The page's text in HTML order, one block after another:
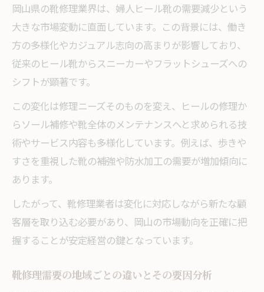
岡山県の靴修理業界は、婦人ヒール靴の需要減少という
大きな市場変動に直面しています。この背景には、働き
方の多様化やカジュアル志向の高まりが影響しており、
従来のヒール靴からスニーカーやフラットシューズへの
シフトが顕著です。
この変化は修理ニーズそのものを変え、ヒールの修理か
らソール補修や靴全体のメンテナンスへと求められる技
術やサービス内容も多様化しています。例えば、歩きや
すさを重視した靴の補強や防水加工の需要が増加傾向に
あります。
したがって、靴修理業者は変化に対応しながら新たな顧
客層を取り込む必要があり、岡山の市場動向を正確に把
握することが安定経営の鍵となっています。
靴修理需要の地域ごとの違いとその要因分析